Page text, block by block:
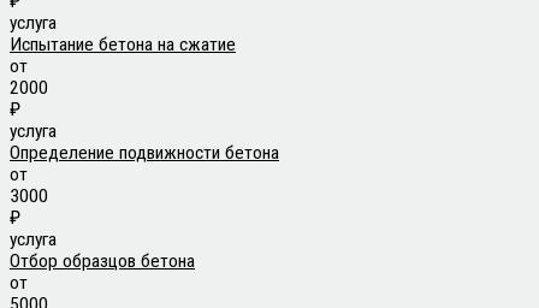
услуга
Испытание бетона на сжатие
от
2000
₽
услуга
Определение подвижности бетона
от
3000
₽
услуга
Отбор образцов бетона
от